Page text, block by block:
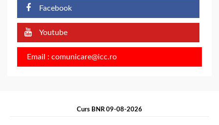
Facebook
Youtube
Email : comunicare@icc.ro
Curs BNR 09-08-2026